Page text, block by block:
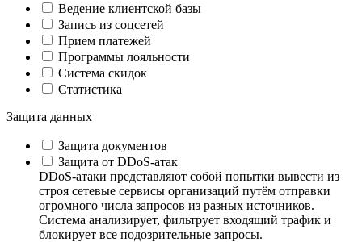
Ведение клиентской базы
Запись из соцсетей
Прием платежей
Программы лояльности
Система скидок
Статистика
Защита данных
Защита документов
Защита от DDoS-атак
DDoS-атаки представляют собой попытки вывести из
строя сетевые сервисы организаций путём отправки
огромного числа запросов из разных источников.
Система анализирует, фильтрует входящий трафик и
блокирует все подозрительные запросы.